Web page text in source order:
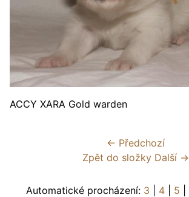
ACCY XARA Gold warden
← Předchozí
Zpět do složky Další →
Automatické procházení: 3 4| 5